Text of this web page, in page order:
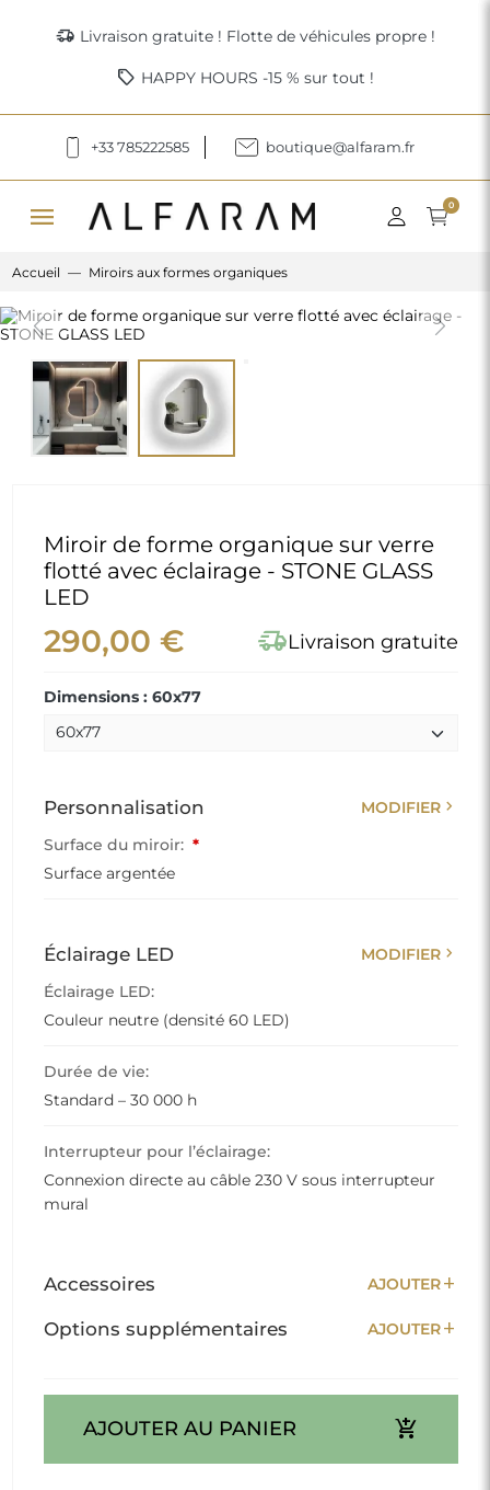
delivery_truck_speed Livraison gratuite ! Flotte de véhicules propre !
sell HAPPY HOURS -15 % sur tout !
+33 785222585 boutique@alfaram.fr
menu 0
Accueil Miroirs aux formes organiques
Previous Next
Miroir de forme organique sur verre
flotté avec éclairage - STONE GLASS
LED
290,00 € delivery_truck_speedLivraison gratuite
Dimensions : 60x77
Personnalisation MODIFIER chevron_right
Surface du miroir: *
Surface argentée
Éclairage LED MODIFIER chevron_right
Éclairage LED:
Couleur neutre (densité 60 LED)
Durée de vie:
Standard – 30 000 h
Interrupteur pour l’éclairage:
Connexion directe au câble 230 V sous interrupteur
mural
Accessoires AJOUTERadd
Options supplémentaires AJOUTERadd
AJOUTER AU PANIER add_shopping_cart